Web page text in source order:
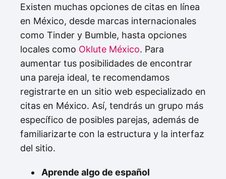
Existen muchas opciones de citas en línea
en México, desde marcas internacionales
como Tinder y Bumble, hasta opciones
locales como Oklute México. Para
aumentar tus posibilidades de encontrar
una pareja ideal, te recomendamos
registrarte en un sitio web especializado en
citas en México. Así, tendrás un grupo más
específico de posibles parejas, además de
familiarizarte con la estructura y la interfaz
del sitio.
Aprende algo de español